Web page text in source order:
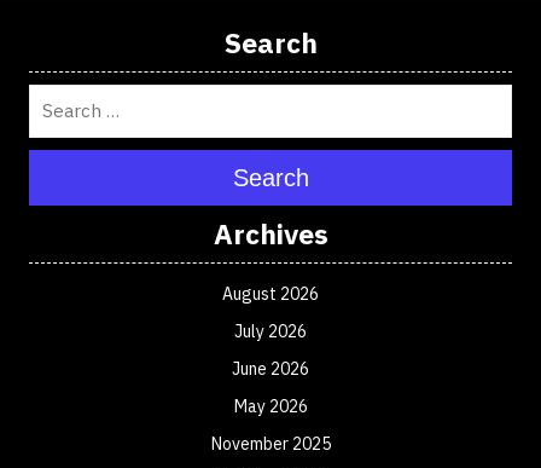
Search
Search
Archives
August 2026
July 2026
June 2026
May 2026
November 2025